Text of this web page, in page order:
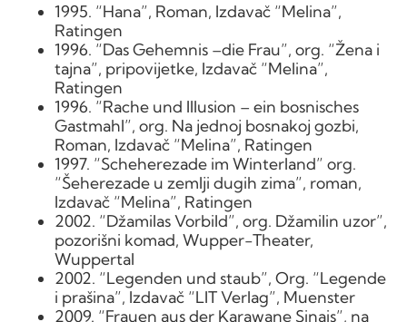
1995. “Hana”, Roman, Izdavač “Melina”,
Ratingen
1996. “Das Gehemnis –die Frau”, org. “Žena i
tajna”, pripovijetke, Izdavač “Melina”,
Ratingen
1996. “Rache und Illusion – ein bosnisches
Gastmahl”, org. Na jednoj bosnakoj gozbi,
Roman, Izdavač “Melina”, Ratingen
1997. “Scheherezade im Winterland” org.
“Šeherezade u zemlji dugih zima”, roman,
Izdavač “Melina”, Ratingen
2002. “Džamilas Vorbild”, org. Džamilin uzor”,
pozorišni komad, Wupper-Theater,
Wuppertal
2002. “Legenden und staub”, Org. “Legende
i prašina”, Izdavač “LIT Verlag”, Muenster
2009. “Frauen aus der Karawane Sinais”, na